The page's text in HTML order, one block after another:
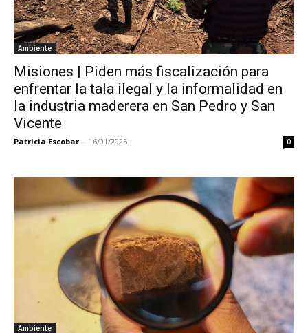
Ambiente
Misiones | Piden más fiscalización para
enfrentar la tala ilegal y la informalidad en
la industria maderera en San Pedro y San
Vicente
Patricia Escobar - 16/01/2025 0
Ambiente